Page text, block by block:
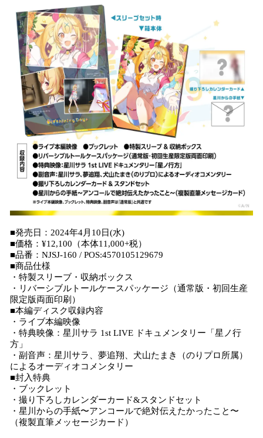
■発売日：2024年4月10日(水)
■価格：¥12,100（本体11,000+税）
■品番：NJSJ-160 / POS:4570105129679
■商品仕様
・特製スリーブ・収納ボックス
・リバーシブルトールケースパッケージ（通常版・初回生産
限定版両面印刷）
■本編ディスク収録内容
・ライブ本編映像
・特典映像：星川サラ 1st LIVE ドキュメンタリー「星ノ行
方」
・副音声：星川サラ、夢追翔、犬山たまき（のりプロ所属）
によるオーディオコメンタリー
■封入特典
・ブックレット
・撮り下ろしカレンダーカード&スタンドセット
・星川からの手紙〜アンコールで絶対伝えたかったこと〜
（複製直筆メッセージカード）